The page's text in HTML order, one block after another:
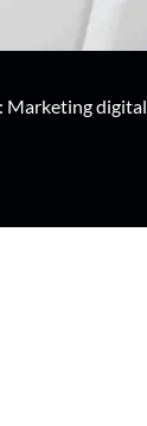
Marketing digital